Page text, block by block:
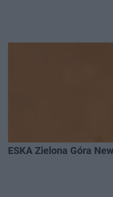
ESKA Zielona Góra